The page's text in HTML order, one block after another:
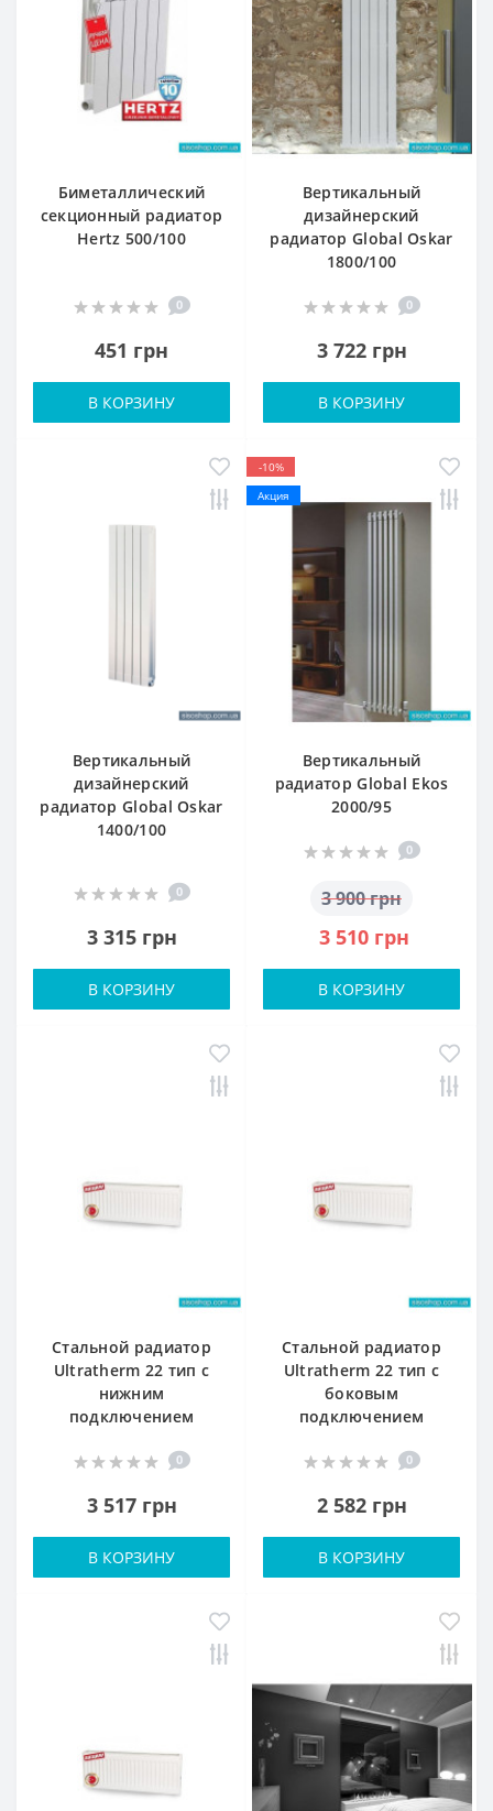
Биметаллический
секционный радиатор
Hertz 500/100
0
451 грн
В КОРЗИНУ
Вертикальный
дизайнерский
радиатор Global Oskar
1800/100
0
3 722 грн
В КОРЗИНУ
Вертикальный
дизайнерский
радиатор Global Oskar
1400/100
0
3 315 грн
В КОРЗИНУ
-10%
Акция
Вертикальный
радиатор Global Ekos
2000/95
0
3 900 грн
3 510 грн
В КОРЗИНУ
Стальной радиатор
Ultratherm 22 тип с
нижним
подключением
0
3 517 грн
В КОРЗИНУ
Стальной радиатор
Ultratherm 22 тип с
боковым
подключением
0
2 582 грн
В КОРЗИНУ